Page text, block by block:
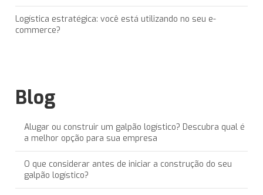
Logística estratégica: você está utilizando no seu e-
commerce?
Blog
Alugar ou construir um galpão logístico? Descubra qual é
a melhor opção para sua empresa
O que considerar antes de iniciar a construção do seu
galpão logístico?